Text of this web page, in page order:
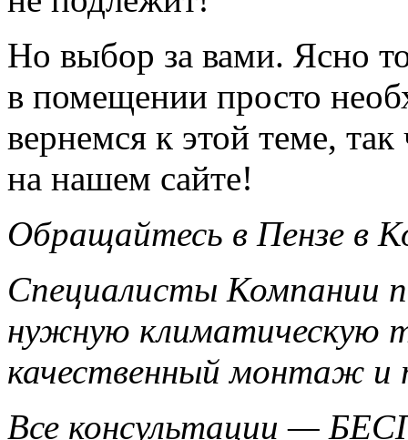
Но выбор за вами. Ясно
в помещении просто
вернемся к этой теме,
на нашем сайте!
Обращайтесь в Пензе в
Специалисты Компании
нужную климатическую
качественный монтаж и
Все консультации —